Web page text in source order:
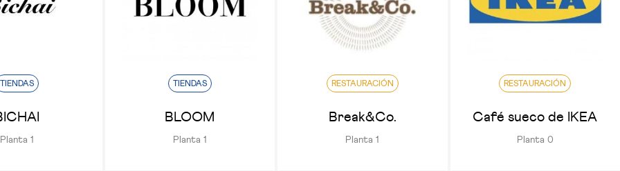
TIENDAS
Planta 1
TIENDAS
BLOOM
Planta 1
RESTAURACIÓN
Break&Co.
Planta 1
RESTAURACIÓN
Café sueco de IKEA
Planta 0